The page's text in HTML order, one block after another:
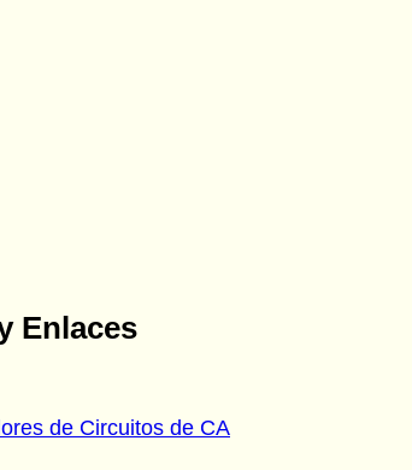
Enlaces
de Circuitos de CA